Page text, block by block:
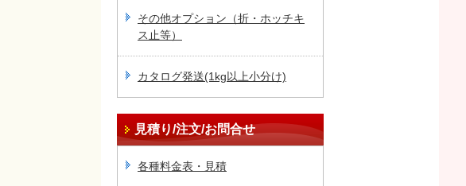
その他オプション（折・ホッチキ
ス止等）
カタログ発送(1kg以上小分け)
見積り/注文/お問合せ
各種料金表・見積